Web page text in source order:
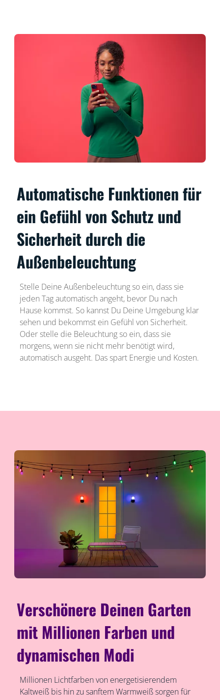
Automatische Funktionen für
ein Gefühl von Schutz und
Sicherheit durch die
Außenbeleuchtung
Stelle Deine Außenbeleuchtung so ein, dass sie
jeden Tag automatisch angeht, bevor Du nach
Hause kommst. So kannst Du Deine Umgebung klar
sehen und bekommst ein Gefühl von Sicherheit.
Oder stelle die Beleuchtung so ein, dass sie
morgens, wenn sie nicht mehr benötigt wird,
automatisch ausgeht. Das spart Energie und Kosten.
Verschönere Deinen Garten
mit Millionen Farben und
dynamischen Modi
Millionen Lichtfarben von energetisierendem
Kaltweiß bis hin zu sanftem Warmweiß sorgen für